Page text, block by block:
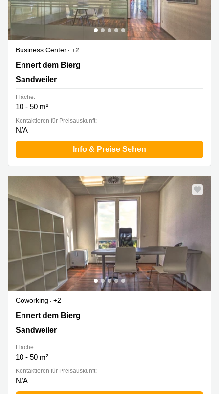
Business Center
+2
2b Ennert dem Bierg, Sandweiler
Ennert dem Bierg
Sandweiler
Fläche:
10 - 50 m²
Kontaktieren für Preisauskunft:
N/A
Info & Preise Sehen
Coworking
+2
2b Ennert dem Bierg, Sandweiler
Ennert dem Bierg
Sandweiler
Fläche:
10 - 50 m²
Kontaktieren für Preisauskunft:
N/A